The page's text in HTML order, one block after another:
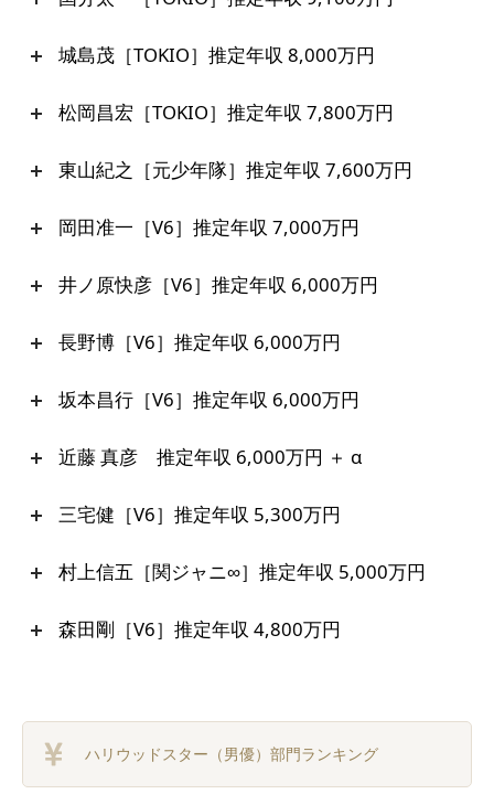
城島茂［TOKIO］推定年収 8,000万円
松岡昌宏［TOKIO］推定年収 7,800万円
東山紀之［元少年隊］推定年収 7,600万円
岡田准一［V6］推定年収 7,000万円
井ノ原快彦［V6］推定年収 6,000万円
長野博［V6］推定年収 6,000万円
坂本昌行［V6］推定年収 6,000万円
近藤 真彦 推定年収 6,000万円 ＋ α
三宅健［V6］推定年収 5,300万円
村上信五［関ジャニ∞］推定年収 5,000万円
森田剛［V6］推定年収 4,800万円
ハリウッドスター（男優）部門ランキング